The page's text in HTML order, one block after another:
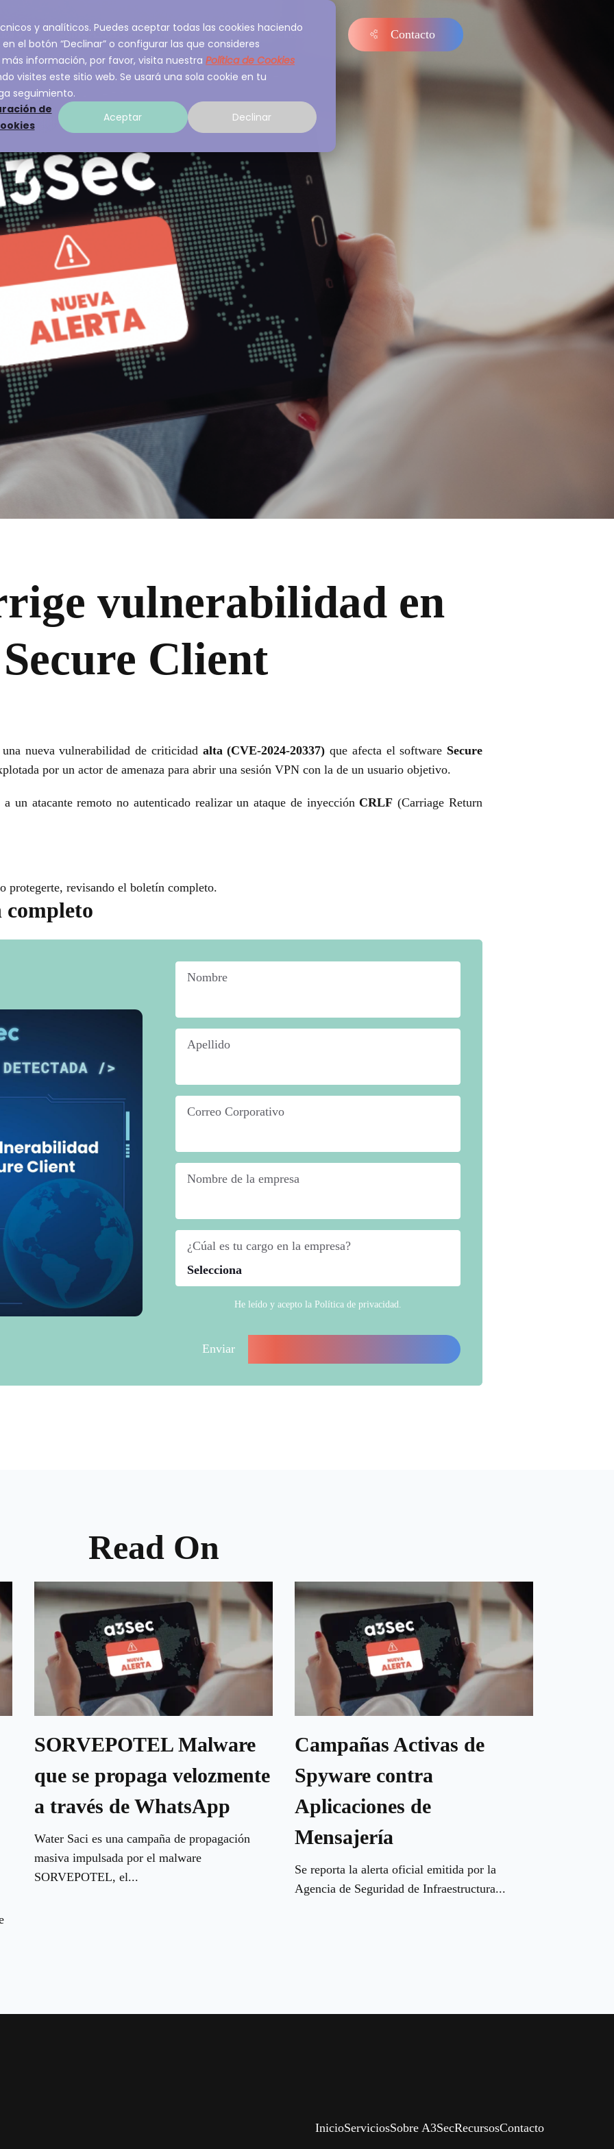
y analíticos. Puedes aceptar todas las cookies haciendo
el botón “Declinar” o configurar las que consideres
información, por favor, visita nuestra Política de Cookies
visites este sitio web. Se usará una sola cookie en tu
seguimiento.
de
Aceptar Declinar
Sobre A3Sec Experiencia Recursos Contacto
vulnerabilidad en
Client
nueva vulnerabilidad de criticidad alta (CVE-2024-20337) que afecta el software Secure
por un actor de amenaza para abrir una sesión VPN con la de un usuario objetivo.
un atacante remoto no autenticado realizar un ataque de inyección CRLF (Carriage Return
protegerte, revisando el boletín completo.
completo
Nombre
Apellido
Correo Corporativo
Nombre de la empresa
¿Cúal es tu cargo en la empresa?
He leído y acepto la Política de privacidad.
Read On
SORVEPOTEL Malware
que se propaga velozmente
a través de WhatsApp
Water Saci es una campaña de propagación
masiva impulsada por el malware
SORVEPOTEL, el...
Campañas Activas de
Spyware contra
Aplicaciones de
Mensajería
Se reporta la alerta oficial emitida por la
Agencia de Seguridad de Infraestructura...
InicioServiciosSobre A3SecRecursosContacto